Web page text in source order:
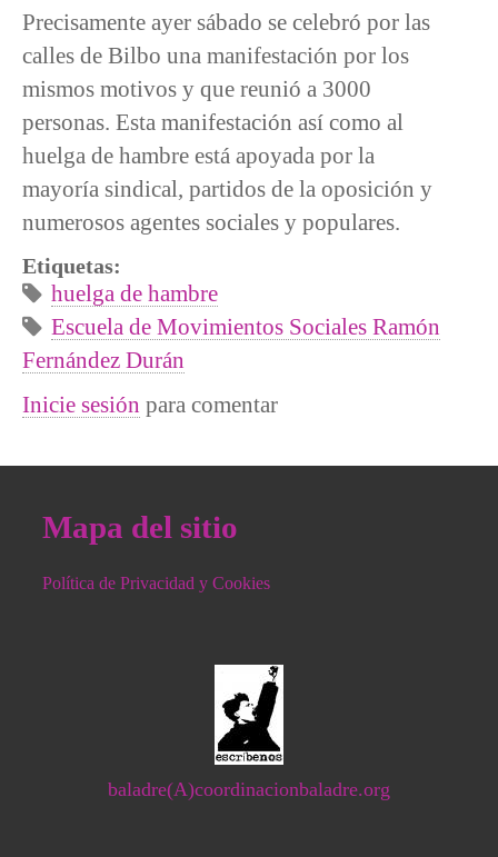
Precisamente ayer sábado se celebró por las
calles de Bilbo una manifestación por los
mismos motivos y que reunió a 3000
personas. Esta manifestación así como al
huelga de hambre está apoyada por la
mayoría sindical, partidos de la oposición y
numerosos agentes sociales y populares.
Etiquetas:
huelga de hambre
Escuela de Movimientos Sociales Ramón
Fernández Durán
Inicie sesión para comentar
Mapa del sitio
Política de Privacidad y Cookies
baladre(A)coordinacionbaladre.org